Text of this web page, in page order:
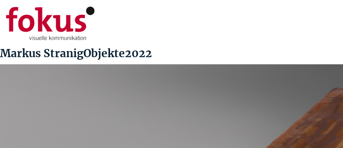
Markus StranigObjekte2022